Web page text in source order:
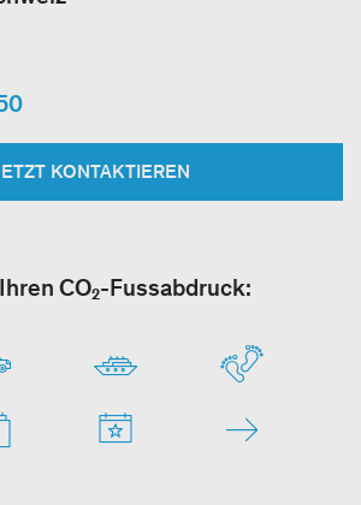
KONTAKTIEREN
CO₂-Fussabdruck: